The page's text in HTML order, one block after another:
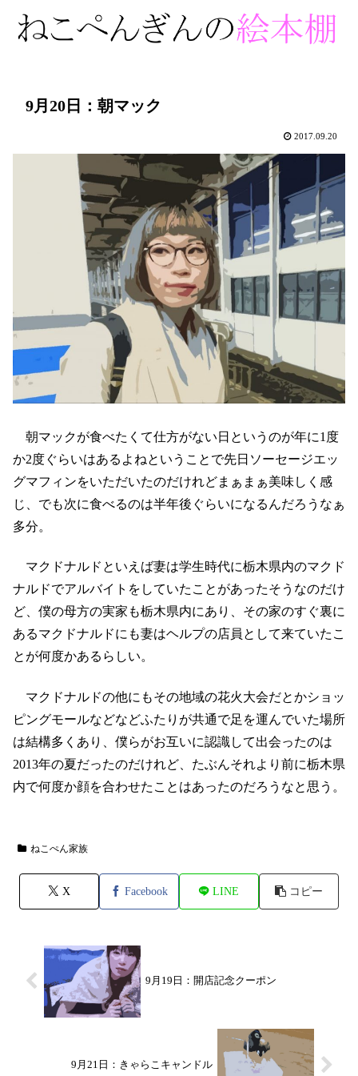
9月20日：朝マック
2017.09.20
朝マックが食べたくて仕方がない日というのが年に1度
か2度ぐらいはあるよねということで先日ソーセージエッ
グマフィンをいただいたのだけれどまぁまぁ美味しく感
じ、でも次に食べるのは半年後ぐらいになるんだろうなぁ
多分。
マクドナルドといえば妻は学生時代に栃木県内のマクド
ナルドでアルバイトをしていたことがあったそうなのだけ
ど、僕の母方の実家も栃木県内にあり、その家のすぐ裏に
あるマクドナルドにも妻はヘルプの店員として来ていたこ
とが何度かあるらしい。
マクドナルドの他にもその地域の花火大会だとかショッ
ピングモールなどなどふたりが共通で足を運んでいた場所
は結構多くあり、僕らがお互いに認識して出会ったのは
2013年の夏だったのだけれど、たぶんそれより前に栃木県
内で何度か顔を合わせたことはあったのだろうなと思う。
ねこぺん家族
X Facebook LINE コピー
9月19日：開店記念クーポン
9月21日：きゃらこキャンドル